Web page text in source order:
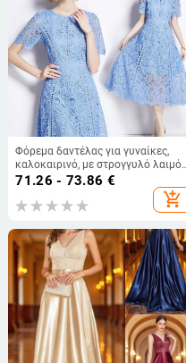
Φόρεμα δαντέλας για γυναίκες,
καλοκαιρινό, με στρογγυλό λαιμό
και μανίκια με βολάν, κομψό και
71.26 - 73.86 €
add_shopping_cart